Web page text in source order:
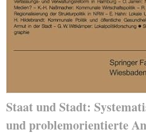
Staat und Stadt:
und problemorientierte